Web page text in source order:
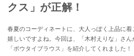
クス」が正解！
春夏のコーディネートに、大人っぽく上品に
嬉しいですよね。今回は、「木村えりな」さ
「ボウタイブラウス」を紹介してくれました！